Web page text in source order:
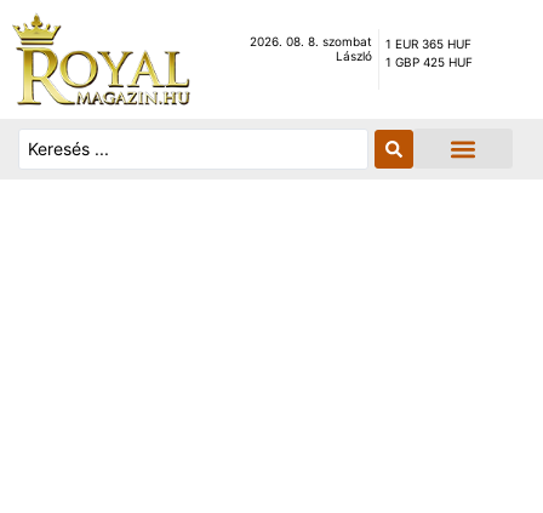
2026. 08. 8. szombat
László
1 EUR 365 HUF
1 GBP 425 HUF